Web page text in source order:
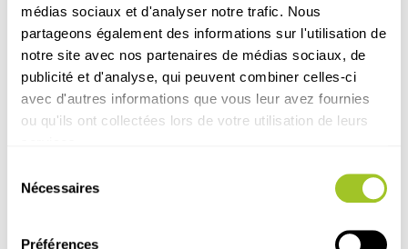
médias sociaux et d'analyser notre trafic. Nous
partageons également des informations sur l'utilisation de
notre site avec nos partenaires de médias sociaux, de
publicité et d'analyse, qui peuvent combiner celles-ci
avec d'autres informations que vous leur avez fournies
ou qu'ils ont collectées lors de votre utilisation de leurs
Nécessaires
Préférences
Découvrez nos autres
articles